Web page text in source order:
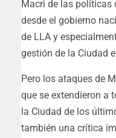
Macri de las políticas
desde el gobierno
de LLA y
gestión de la Ciudad
Pero los ataques de
que se extendieron a
la Ciudad de los
también una crítica